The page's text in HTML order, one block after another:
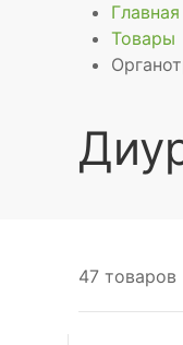
Главная
Товары
47 товаров